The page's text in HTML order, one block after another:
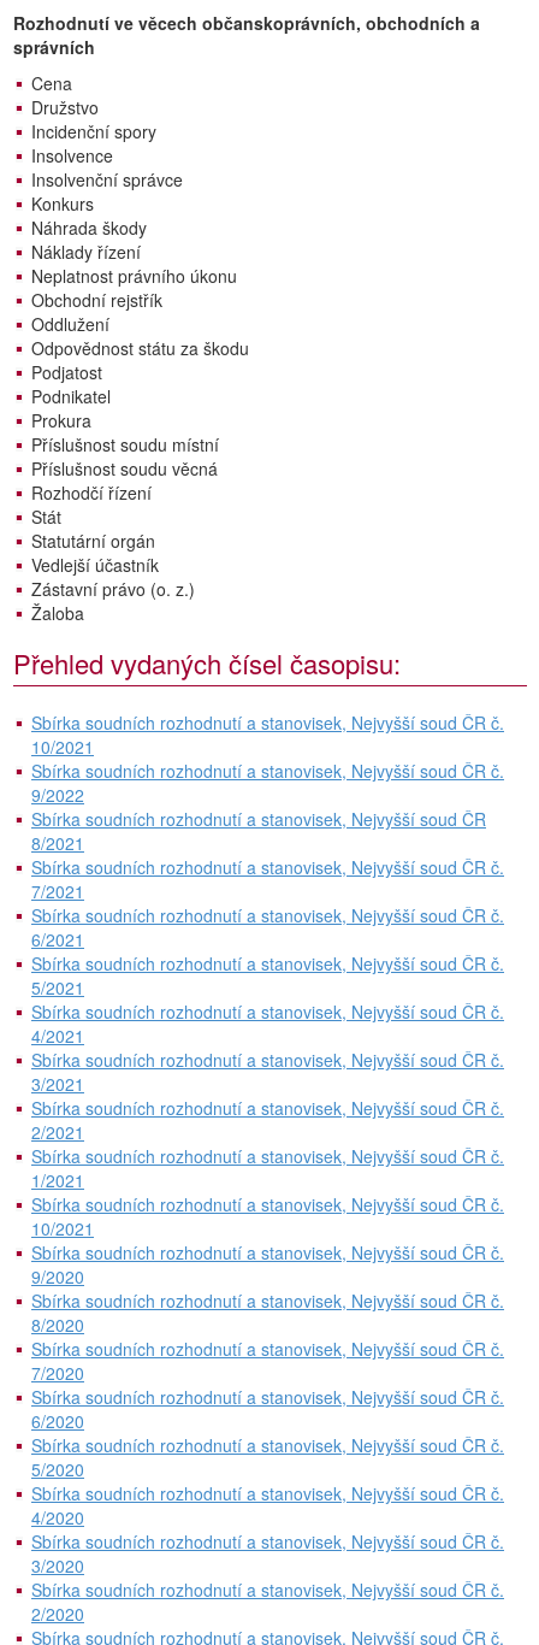
Rozhodnutí ve věcech občanskoprávních, obchodních a
správních
Cena
Družstvo
Incidenční spory
Insolvence
Insolvenční správce
Konkurs
Náhrada škody
Náklady řízení
Neplatnost právního úkonu
Obchodní rejstřík
Oddlužení
Odpovědnost státu za škodu
Podjatost
Podnikatel
Prokura
Příslušnost soudu místní
Příslušnost soudu věcná
Rozhodčí řízení
Stát
Statutární orgán
Vedlejší účastník
Zástavní právo (o. z.)
Žaloba
Přehled vydaných čísel časopisu:
Sbírka soudních rozhodnutí a stanovisek, Nejvyšší soud ČR č.
10/2021
Sbírka soudních rozhodnutí a stanovisek, Nejvyšší soud ČR č.
9/2022
Sbírka soudních rozhodnutí a stanovisek, Nejvyšší soud ČR
8/2021
Sbírka soudních rozhodnutí a stanovisek, Nejvyšší soud ČR č.
7/2021
Sbírka soudních rozhodnutí a stanovisek, Nejvyšší soud ČR č.
6/2021
Sbírka soudních rozhodnutí a stanovisek, Nejvyšší soud ČR č.
5/2021
Sbírka soudních rozhodnutí a stanovisek, Nejvyšší soud ČR č.
4/2021
Sbírka soudních rozhodnutí a stanovisek, Nejvyšší soud ČR č.
3/2021
Sbírka soudních rozhodnutí a stanovisek, Nejvyšší soud ČR č.
2/2021
Sbírka soudních rozhodnutí a stanovisek, Nejvyšší soud ČR č.
1/2021
Sbírka soudních rozhodnutí a stanovisek, Nejvyšší soud ČR č.
10/2021
Sbírka soudních rozhodnutí a stanovisek, Nejvyšší soud ČR č.
9/2020
Sbírka soudních rozhodnutí a stanovisek, Nejvyšší soud ČR č.
8/2020
Sbírka soudních rozhodnutí a stanovisek, Nejvyšší soud ČR č.
7/2020
Sbírka soudních rozhodnutí a stanovisek, Nejvyšší soud ČR č.
6/2020
Sbírka soudních rozhodnutí a stanovisek, Nejvyšší soud ČR č.
5/2020
Sbírka soudních rozhodnutí a stanovisek, Nejvyšší soud ČR č.
4/2020
Sbírka soudních rozhodnutí a stanovisek, Nejvyšší soud ČR č.
3/2020
Sbírka soudních rozhodnutí a stanovisek, Nejvyšší soud ČR č.
2/2020
Sbírka soudních rozhodnutí a stanovisek, Nejvyšší soud ČR č.